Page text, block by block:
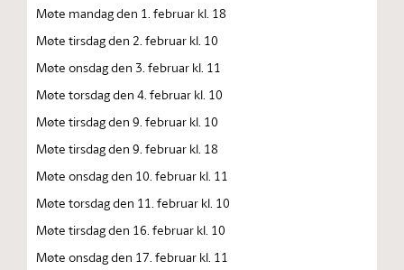
Møte mandag den 1. februar kl. 18
Møte tirsdag den 2. februar kl. 10
Møte onsdag den 3. februar kl. 11
Møte torsdag den 4. februar kl. 10
Møte tirsdag den 9. februar kl. 10
Møte tirsdag den 9. februar kl. 18
Møte onsdag den 10. februar kl. 11
Møte torsdag den 11. februar kl. 10
Møte tirsdag den 16. februar kl. 10
Møte onsdag den 17. februar kl. 11